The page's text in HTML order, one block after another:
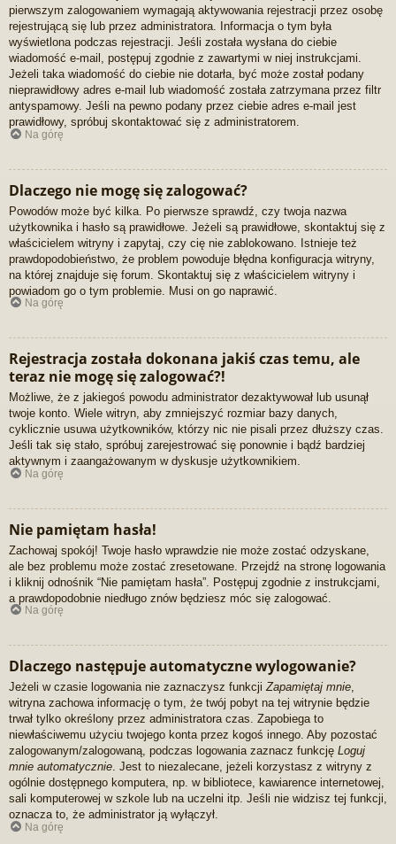
pierwszym zalogowaniem wymagają aktywowania rejestracji przez osobę
rejestrującą się lub przez administratora. Informacja o tym była
wyświetlona podczas rejestracji. Jeśli została wysłana do ciebie
wiadomość e-mail, postępuj zgodnie z zawartymi w niej instrukcjami.
Jeżeli taka wiadomość do ciebie nie dotarła, być może został podany
nieprawidłowy adres e-mail lub wiadomość została zatrzymana przez filtr
antyspamowy. Jeśli na pewno podany przez ciebie adres e-mail jest
prawidłowy, spróbuj skontaktować się z administratorem.
Na górę
Dlaczego nie mogę się zalogować?
Powodów może być kilka. Po pierwsze sprawdź, czy twoja nazwa
użytkownika i hasło są prawidłowe. Jeżeli są prawidłowe, skontaktuj się z
właścicielem witryny i zapytaj, czy cię nie zablokowano. Istnieje też
prawdopodobieństwo, że problem powoduje błędna konfiguracja witryny,
na której znajduje się forum. Skontaktuj się z właścicielem witryny i
powiadom go o tym problemie. Musi on go naprawić.
Na górę
Rejestracja została dokonana jakiś czas temu, ale
teraz nie mogę się zalogować?!
Możliwe, że z jakiegoś powodu administrator dezaktywował lub usunął
twoje konto. Wiele witryn, aby zmniejszyć rozmiar bazy danych,
cyklicznie usuwa użytkowników, którzy nic nie pisali przez dłuższy czas.
Jeśli tak się stało, spróbuj zarejestrować się ponownie i bądź bardziej
aktywnym i zaangażowanym w dyskusje użytkownikiem.
Na górę
Nie pamiętam hasła!
Zachowaj spokój! Twoje hasło wprawdzie nie może zostać odzyskane,
ale bez problemu może zostać zresetowane. Przejdź na stronę logowania
i kliknij odnośnik “Nie pamiętam hasła”. Postępuj zgodnie z instrukcjami,
a prawdopodobnie niedługo znów będziesz móc się zalogować.
Na górę
Dlaczego następuje automatyczne wylogowanie?
Jeżeli w czasie logowania nie zaznaczysz funkcjiZapamiętaj mnie,
witryna zachowa informację o tym, że twój pobyt na tej witrynie będzie
trwał tylko określony przez administratora czas. Zapobiega to
niewłaściwemu użyciu twojego konta przez kogoś innego. Aby pozostać
zalogowanym/zalogowaną, podczas logowania zaznacz funkcję Loguj
mnie automatycznie. Jest to niezalecane, jeżeli korzystasz z witryny z
ogólnie dostępnego komputera, np. w bibliotece, kawiarence internetowej,
sali komputerowej w szkole lub na uczelni itp. Jeśli nie widzisz tej funkcji,
oznacza to, że administrator ją wyłączył.
Na górę